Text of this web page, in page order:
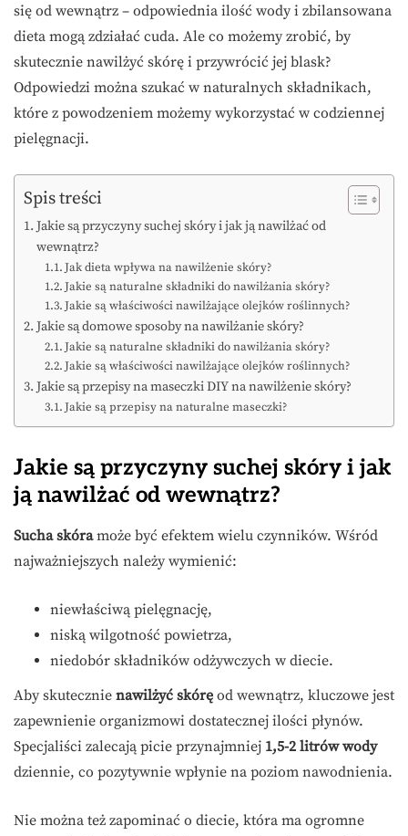
się od wewnątrz – odpowiednia ilość wody i zbilansowana
dieta mogą zdziałać cuda. Ale co możemy zrobić, by
skutecznie nawilżyć skórę i przywrócić jej blask?
Odpowiedzi można szukać w naturalnych składnikach,
które z powodzeniem możemy wykorzystać w codziennej
pielęgnacji.
Spis treści
Jakie są przyczyny suchej skóry i jak ją nawilżać od
wewnątrz?
Jak dieta wpływa na nawilżenie skóry?
Jakie są naturalne składniki do nawilżania skóry?
Jakie są właściwości nawilżające olejków roślinnych?
Jakie są domowe sposoby na nawilżanie skóry?
Jakie są naturalne składniki do nawilżania skóry?
Jakie są właściwości nawilżające olejków roślinnych?
Jakie są przepisy na maseczki DIY na nawilżenie skóry?
Jakie są przepisy na naturalne maseczki?
Jakie są przyczyny suchej skóry i jak
ją nawilżać od wewnątrz?
Sucha skóramoże być efektem wielu czynników. Wśród
najważniejszych należy wymienić:
niewłaściwą pielęgnację,
niską wilgotność powietrza,
niedobór składników odżywczych w diecie.
Aby skutecznie nawilżyć skórę od wewnątrz, kluczowe jest
zapewnienie organizmowi dostatecznej ilości płynów.
Specjaliści zalecają picie przynajmniej 1,5-2 litrów wody
dziennie, co pozytywnie wpłynie na poziom nawodnienia.
Nie można też zapominać o diecie, która ma ogromne